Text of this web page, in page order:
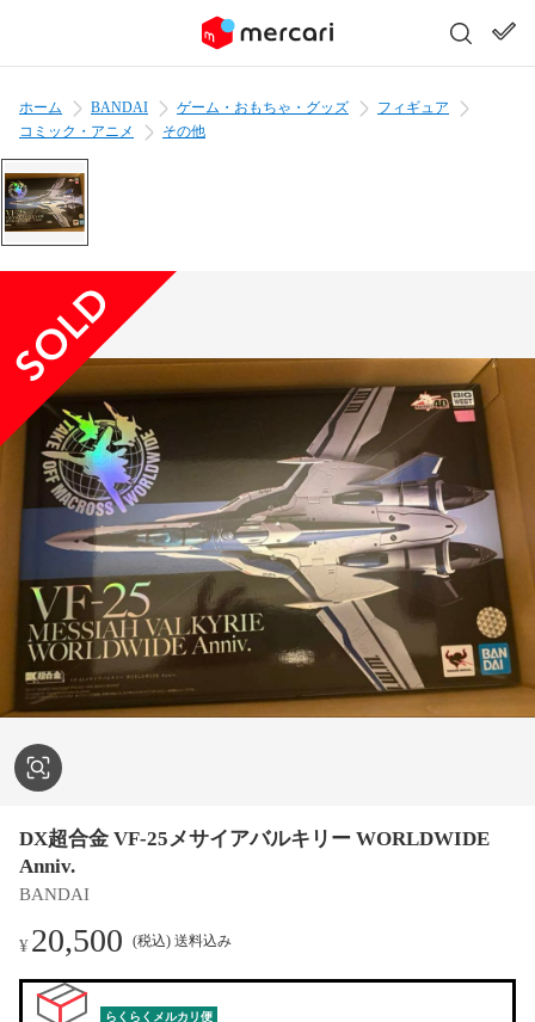
ホーム BANDAI ゲーム・おもちゃ・グッズ
フィギュア
コミック・アニメ
その他
DX超合金 VF-25メサイアバルキリー WORLDWIDE
Anniv.
BANDAI
¥20,500 (税込) 送料込み
らくらくメルカリ便